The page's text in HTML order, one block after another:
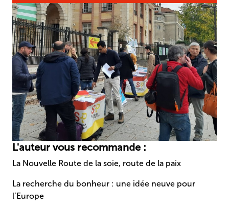
L'auteur vous recommande :
La Nouvelle Route de la soie, route de la paix
La recherche du bonheur : une idée neuve pour
l’Europe